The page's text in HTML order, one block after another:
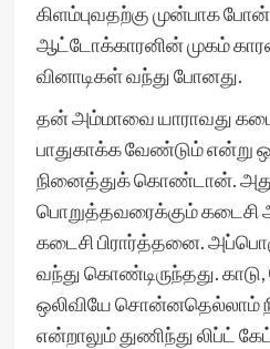
கிளம்புவதற்கு முன்பாக
ஆட்டோக்காரனின் முகம்
வினாடிகள் வந்து போனது.
தன் அம்மாவை யாராவது
பாதுகாக்க வேண்டும் என்று
நினைத்துக் கொண்டான்.
பொறுத்தவரைக்கும்
கடைசி பிரார்த்தனை.
வந்து கொண்டிருந்தது.
ஒலிவியே சொன்னதெல்லாம்
என்றாலும் துணிந்து லிப்ட்